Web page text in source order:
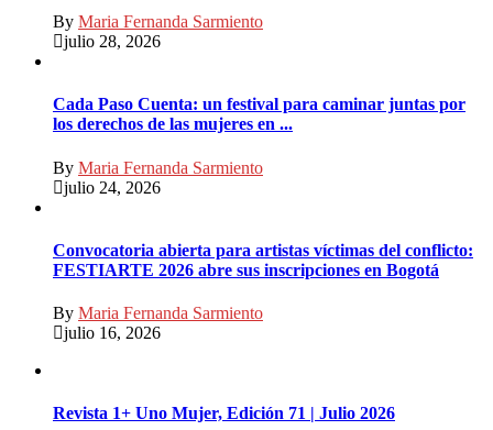
By Maria Fernanda Sarmiento
julio 28, 2026
Cada Paso Cuenta: un festival para caminar juntas por
los derechos de las mujeres en ...
By Maria Fernanda Sarmiento
julio 24, 2026
Convocatoria abierta para artistas víctimas del conflicto:
FESTIARTE 2026 abre sus inscripciones en Bogotá
By Maria Fernanda Sarmiento
julio 16, 2026
Revista 1+ Uno Mujer, Edición 71 | Julio 2026